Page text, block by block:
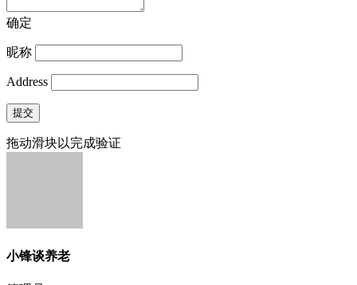
确定
昵称
Address
提交
拖动滑块以完成验证
小锋谈养老